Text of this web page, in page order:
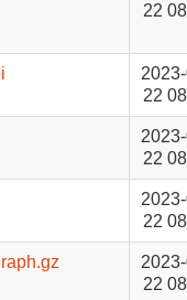
22
22
22
22
22